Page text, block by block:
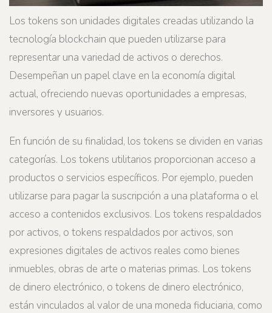
Los tokens son unidades digitales creadas utilizando la
tecnología blockchain que pueden utilizarse para
representar una variedad de activos o derechos.
Desempeñan un papel clave en la economía digital
actual, ofreciendo nuevas oportunidades a empresas,
inversores y usuarios.
En función de su finalidad, los tokens se dividen en varias
categorías. Los tokens utilitarios proporcionan acceso a
productos o servicios específicos. Por ejemplo, pueden
utilizarse para pagar la suscripción a una plataforma o el
acceso a contenidos exclusivos. Los tokens respaldados
por activos, o tokens respaldados por activos, son
expresiones digitales de activos reales como bienes
inmuebles, obras de arte o materias primas. Los tokens
de dinero electrónico, o tokens de dinero electrónico,
están vinculados al valor de una moneda fiduciaria, como